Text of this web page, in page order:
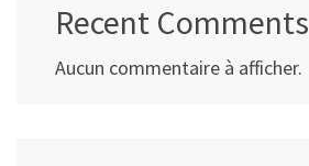
Recent Comments
Aucun commentaire à afficher.